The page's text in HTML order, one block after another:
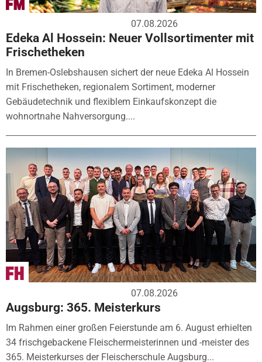
07.08.2026
Edeka Al Hossein: Neuer Vollsortimenter mit
Frischetheken
In Bremen-Oslebshausen sichert der neue Edeka Al Hossein
mit Frischetheken, regionalem Sortiment, moderner
Gebäudetechnik und flexiblem Einkaufskonzept die
wohnortnahe Nahversorgung....
07.08.2026
Augsburg: 365. Meisterkurs
Im Rahmen einer großen Feierstunde am 6. August erhielten
34 frischgebackene Fleischermeisterinnen und -meister des
365. Meisterkurses der Fleischerschule Augsburg...